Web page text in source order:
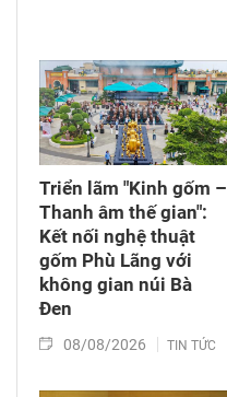
Triển lãm "Kinh gốm –
Thanh âm thế gian":
Kết nối nghệ thuật
gốm Phù Lãng với
không gian núi Bà
Đen
08/08/2026 TIN TỨC